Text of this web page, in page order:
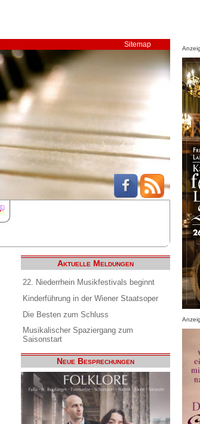
Sitemap
Aktuelle Meldungen
22. Niederrhein Musikfestivals beginnt
Kinderführung in der Wiener Staatsoper
Die Besten zum Schluss
Musikalischer Spaziergang zum
Saisonstart
Neue Besprechungen